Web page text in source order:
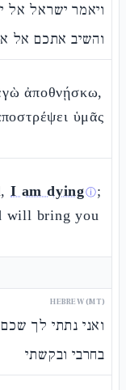
ויאמר ישראל אל
והשיב אתכם אל
ἀποθνῄσκω,
ὑμᾶς
I am dyingⓘ;
will bring you
HEBREW (MT)
ואני נתתי לך
בחרבי ובקשתי